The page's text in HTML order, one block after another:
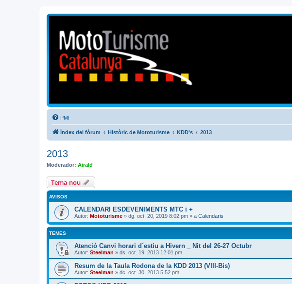
Mototurisme
Turisme en moto en català
PMF
Índex del fòrum Històric de Mototurisme KDD's 2013
2013
Moderador: Airald
Tema nou
AVISOS
CALENDARI ESDEVENIMENTS MTC i +
Autor: Mototurisme » dg. oct. 20, 2019 8:02 pm » a Calendaris
TEMES
Atenció Canvi horari d´estiu a Hivern _ Nit del 26-27 Octubr
Autor: Steelman » ds. oct. 19, 2013 12:01 pm
Resum de la Taula Rodona de la KDD 2013 (VIII-Bis)
Autor: Steelman » dc. oct. 30, 2013 5:52 pm